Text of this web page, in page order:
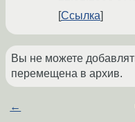
Ссылка
Вы не можете
перемещена в архив.
←